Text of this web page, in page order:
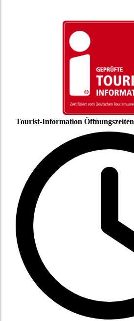
Tourist-Information Öffnungszeiten